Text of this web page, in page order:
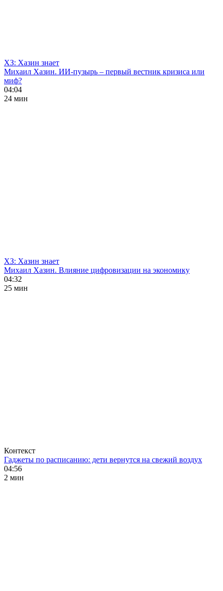
ХЗ: Хазин знает
Михаил Хазин. ИИ-пузырь – первый вестник кризиса или
миф?
04:04
24 мин
ХЗ: Хазин знает
Михаил Хазин. Влияние цифровизации на экономику
04:32
25 мин
Контекст
Гаджеты по расписанию: дети вернутся на свежий воздух
04:56
2 мин